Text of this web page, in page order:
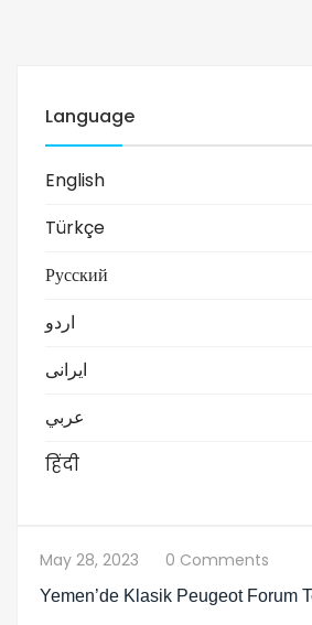
Language
English
Türkçe
Русский
اردو
ایرانی
عربي
हिंदी
May 28, 2023 0 Comments
Yemen’de Klasik Peugeot Forum